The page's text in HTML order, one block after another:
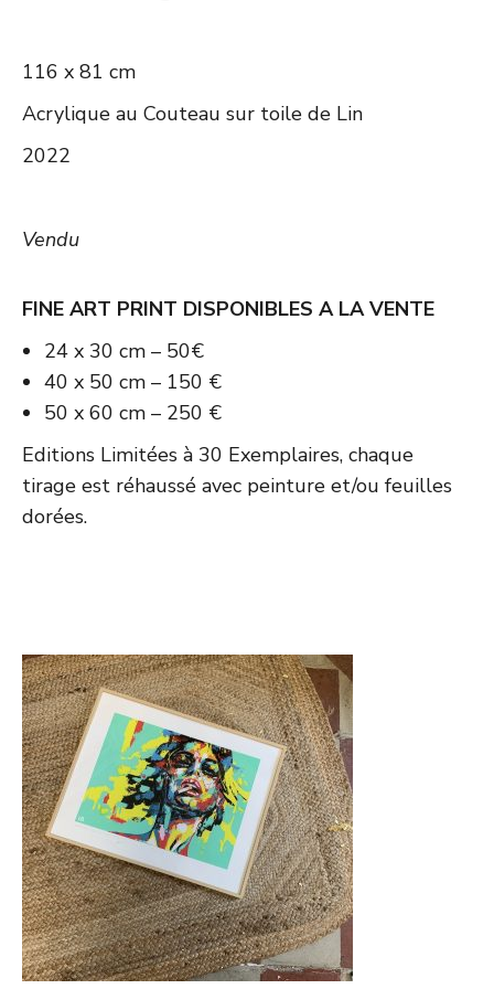
116 x 81 cm
Acrylique au Couteau sur toile de Lin
2022
Vendu
FINE ART PRINT DISPONIBLES A LA VENTE
24 x 30 cm – 50€
40 x 50 cm – 150 €
50 x 60 cm – 250 €
Editions Limitées à 30 Exemplaires, chaque
tirage est réhaussé avec peinture et/ou feuilles
dorées.